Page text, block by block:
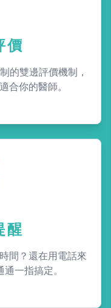
價
的雙邊評價機制，
合你的醫師。
醒
間？還在用電話來
一指搞定。